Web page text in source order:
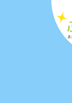
良かった
ゆりかも
ました☺️